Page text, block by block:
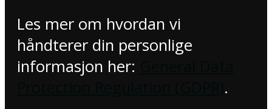
Les mer om hvordan vi
håndterer din personlige
informasjon her:
.